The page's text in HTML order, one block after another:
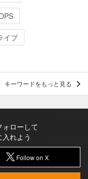
イブ
キーワードをもっと見る
ローして
れよう
Follow on X